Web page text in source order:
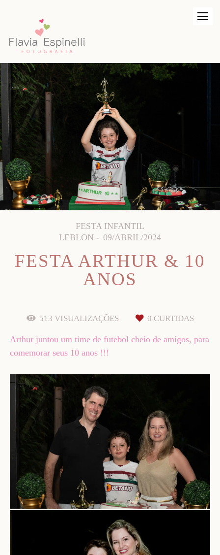
FESTA INFANTIL
LEBLON
09/ABRIL/2024
FESTA ARTHUR & 10
ANOS
513 VISUALIZAÇÕES 0 CURTIDAS
Arthur juntou um time de futebol cheio de amigos, para
comemorar seus 10 anos !!!